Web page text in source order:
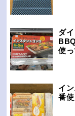
ダ
使
イ
番